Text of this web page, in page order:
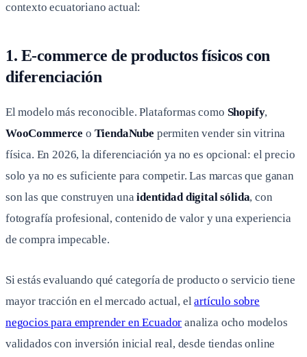
contexto ecuatoriano actual:
1. E-commerce de productos físicos con
diferenciación
El modelo más reconocible. Plataformas como Shopify,
WooCommerce o TiendaNube permiten vender sin vitrina
física. En 2026, la diferenciación ya no es opcional: el precio
solo ya no es suficiente para competir. Las marcas que ganan
son las que construyen unaidentidad digital sólida, con
fotografía profesional, contenido de valor y una experiencia
de compra impecable.
Si estás evaluando qué categoría de producto o servicio tiene
mayor tracción en el mercado actual, elartículo sobre
negocios para emprender en Ecuador analiza ocho modelos
validados con inversión inicial real, desde tiendas online